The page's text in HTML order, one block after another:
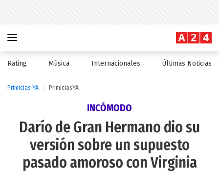
Rating Música Internacionales Últimas Noticias
Primicias YA PrimiciasYA
INCÓMODO
Darío de Gran Hermano dio su
versión sobre un supuesto
pasado amoroso con Virginia